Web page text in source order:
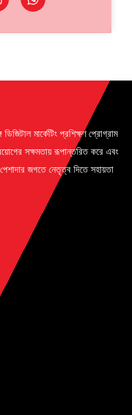
মার্কেটিং প্রশিক্ষণ প্রোগ্রাম
সক্ষমতায় রূপান্তরিত করে এবং
জগতে নেতৃত্ব দিতে সহায়তা